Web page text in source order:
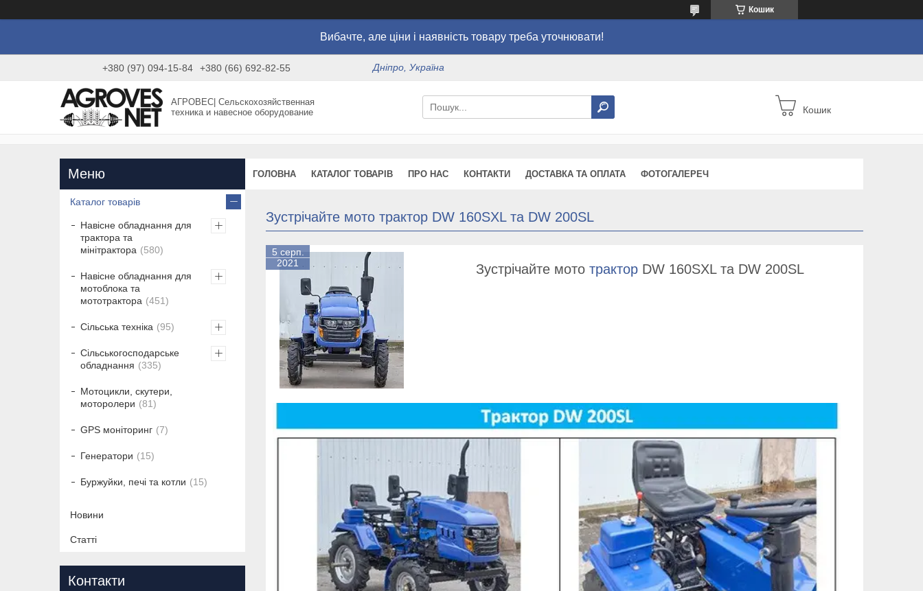
Кошик
Вибачте, але ціни і наявність товару треба уточнювати!
+380 (97) 094-15-84 +380 (66) 692-82-55 Дніпро, Україна
АГРОВЕС| Сельскохозяйственная
техника и навесное оборудование
Кошик
ГОЛОВНА КАТАЛОГ ТОВАРІВ ПРО НАС КОНТАКТИ ДОСТАВКА ТА ОПЛАТА ФОТОГАЛЕРЕЧ
Зустрічайте мото трактор DW 160SXL та DW 200SL
5 серп.
2021
Зустрічайте мото трактор DW 160SXL та DW 200SL
Каталог товарів
Навісне обладнання для
трактора та
мінітрактора
580
Навісне обладнання для
мотоблока та
мототрактора
451
Сільська техніка 95
Сільськогосподарське
обладнання
335
Мотоцикли, скутери,
моторолери
81
GPS моніторинг 7
Генератори 15
Буржуйки, печі та котли 15
Новини
Статті
Контакти